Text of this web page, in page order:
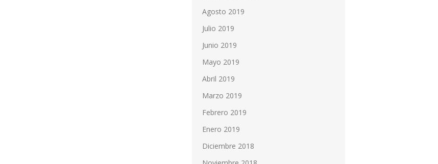
Agosto 2019
Julio 2019
Junio 2019
Mayo 2019
Abril 2019
Marzo 2019
Febrero 2019
Enero 2019
Diciembre 2018